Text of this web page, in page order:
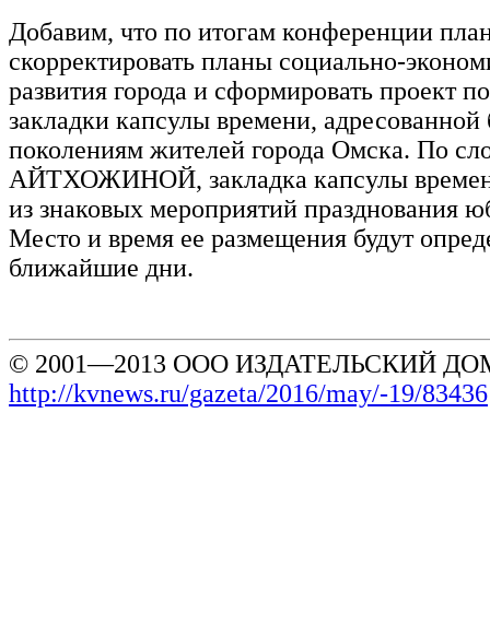
Добавим, что по итогам конференции
скорректировать планы социально-
развития города и сформировать проект
закладки капсулы времени,
поколениям жителей города Омска. По
АЙТХОЖИНОЙ, закладка капсулы
из знаковых мероприятий празднования
Место и время ее размещения будут
ближайшие дни.
© 2001—2013 ООО ИЗДАТЕЛЬСКИЙ
http://kvnews.ru/gazeta/2016/may/-19/83436